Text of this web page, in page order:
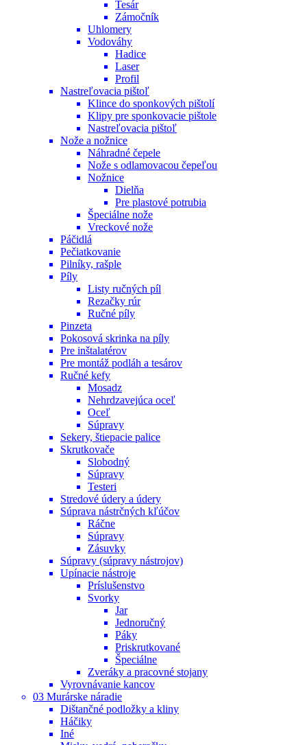
Tesár
Zámočník
Uhlomery
Vodováhy
Hadice
Laser
Profil
Nastreľovacia pištoľ
Klince do sponkových pištolí
Klipy pre sponkovacie pištole
Nastreľovacia pištoľ
Nože a nožnice
Náhradné čepele
Nože s odlamovacou čepeľou
Nožnice
Dielňa
Pre plastové potrubia
Špeciálne nože
Vreckové nože
Páčidlá
Pečiatkovanie
Pilníky, rašple
Píly
Listy ručných píl
Rezačky rúr
Ručné píly
Pinzeta
Pokosová skrinka na píly
Pre inštalatérov
Pre montáž podláh a tesárov
Ručné kefy
Mosadz
Nehrdzavejúca oceľ
Oceľ
Súpravy
Sekery, štiepacie palice
Skrutkovače
Slobodný
Súpravy
Testeri
Stredové údery a údery
Súprava nástrčných kľúčov
Ráčne
Súpravy
Zásuvky
Súpravy (súpravy nástrojov)
Upínacie nástroje
Príslušenstvo
Svorky
Jar
Jednoručný
Páky
Priskrutkované
Špeciálne
Zveráky a pracovné stojany
Vyrovnávanie kancov
03 Murárske náradie
Dištančné podložky a kliny
Háčiky
Iné